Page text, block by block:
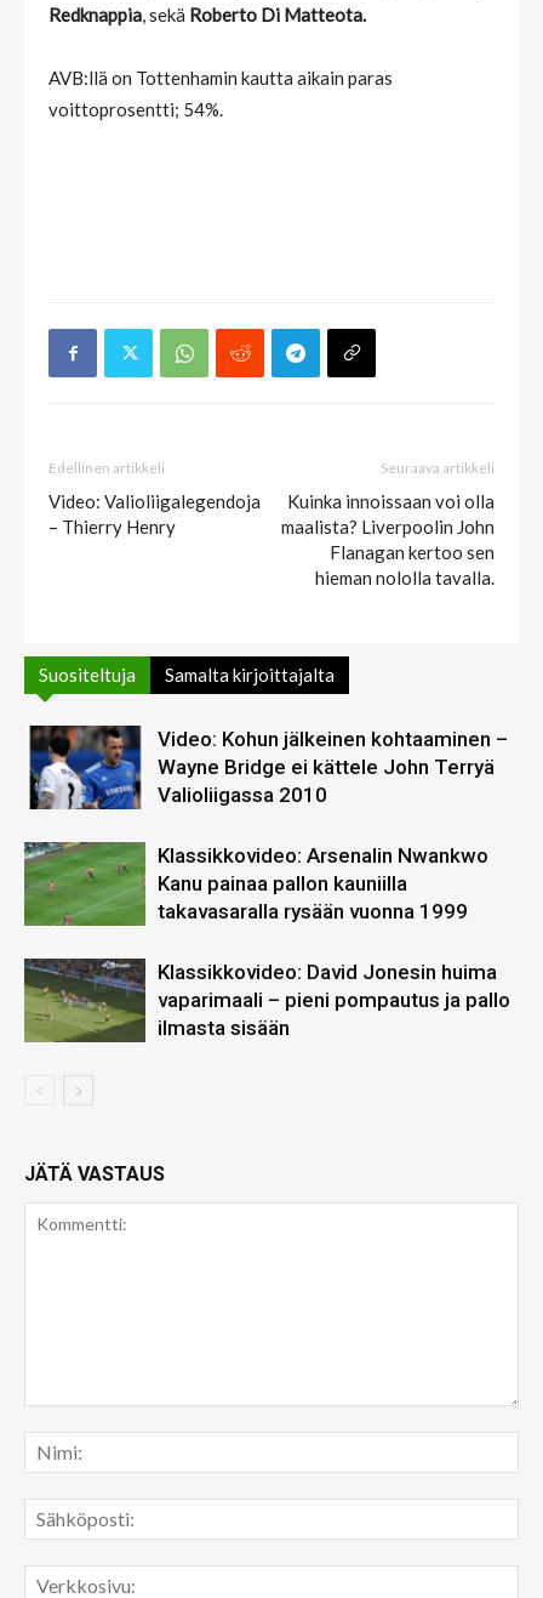
Redknappia, sekä Roberto Di Matteota.
AVB:llä on Tottenhamin kautta aikain paras
voittoprosentti; 54%.
Edellinen artikkeli
Video: Valioliigalegendoja
– Thierry Henry
Seuraava artikkeli
Kuinka innoissaan voi olla
maalista? Liverpoolin John
Flanagan kertoo sen
hieman nololla tavalla.
Suositeltuja Samalta kirjoittajalta
Video: Kohun jälkeinen kohtaaminen –
Wayne Bridge ei kättele John Terryä
Valioliigassa 2010
Klassikkovideo: Arsenalin Nwankwo
Kanu painaa pallon kauniilla
takavasaralla rysään vuonna 1999
Klassikkovideo: David Jonesin huima
vaparimaali – pieni pompautus ja pallo
ilmasta sisään
JÄTÄ VASTAUS